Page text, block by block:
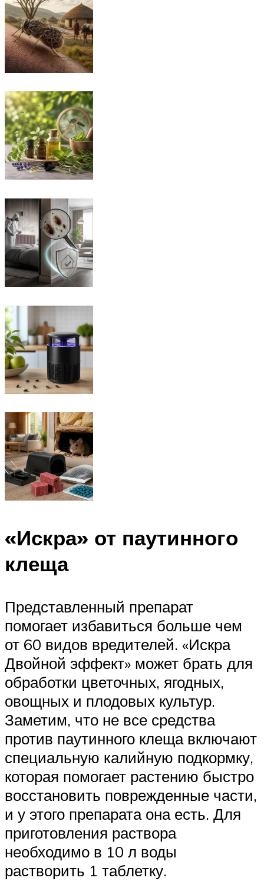
«Искра» от паутинного
клеща
Представленный препарат
помогает избавиться больше чем
от 60 видов вредителей. «Искра
Двойной эффект» может брать для
обработки цветочных, ягодных,
овощных и плодовых культур.
Заметим, что не все средства
против паутинного клеща включают
специальную калийную подкормку,
которая помогает растению быстро
восстановить поврежденные части,
и у этого препарата она есть. Для
приготовления раствора
необходимо в 10 л воды
растворить 1 таблетку.